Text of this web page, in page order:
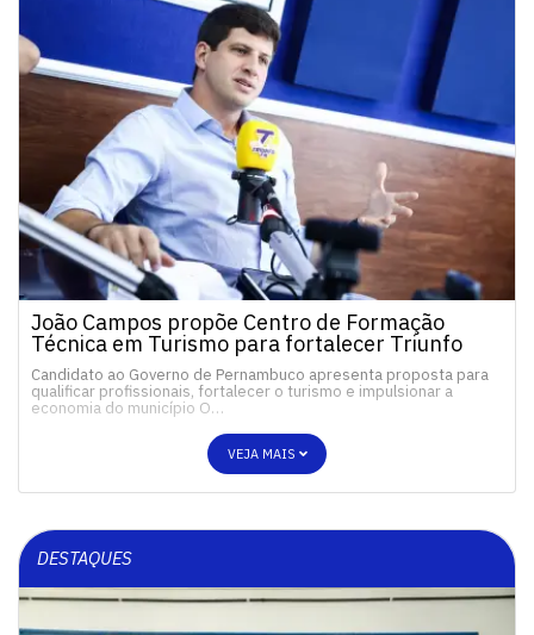
João Campos propõe Centro de Formação
Técnica em Turismo para fortalecer Triunfo
Candidato ao Governo de Pernambuco apresenta proposta para
qualificar profissionais, fortalecer o turismo e impulsionar a
economia do município O…
VEJA MAIS
DESTAQUES